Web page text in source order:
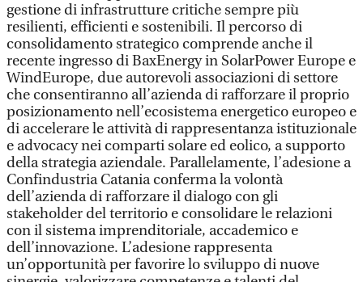
gestione di infrastrutture critiche sempre più
resilienti, efficienti e sostenibili. Il percorso di
consolidamento strategico comprende anche il
recente ingresso di BaxEnergy in SolarPower Europe e
WindEurope, due autorevoli associazioni di settore
che consentiranno all’azienda di rafforzare il proprio
posizionamento nell’ecosistema energetico europeo e
di accelerare le attività di rappresentanza istituzionale
e advocacy nei comparti solare ed eolico, a supporto
della strategia aziendale. Parallelamente, l’adesione a
Confindustria Catania conferma la volontà
dell’azienda di rafforzare il dialogo con gli
stakeholder del territorio e consolidare le relazioni
con il sistema imprenditoriale, accademico e
dell’innovazione. L’adesione rappresenta
un’opportunità per favorire lo sviluppo di nuove